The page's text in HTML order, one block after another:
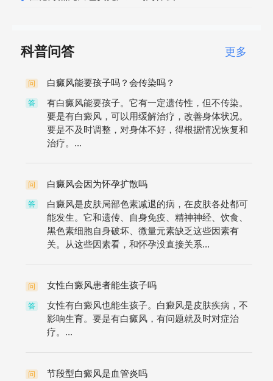
科普问答 更多
问 白癜风能要孩子吗？会传染吗？
答
有白癜风能要孩子。它有一定遗传性，但不传染。
要是有白癜风，可以用缓解治疗，改善身体状况。
要是不及时调整，对身体不好，得根据情况恢复和
治疗。...
问 白癜风会因为怀孕扩散吗
答
白癜风是皮肤局部色素减退的病，在皮肤各处都可
能发生。它和遗传、自身免疫、精神神经、饮食、
黑色素细胞自身破坏、微量元素缺乏这些因素有
关。从这些因素看，和怀孕没直接关系...
问 女性白癜风患者能生孩子吗
答
女性有白癜风也能生孩子。白癜风是皮肤疾病，不
影响生育。要是有白癜风，有问题就及时对症治
疗。...
问 节段型白癜风是血管炎吗